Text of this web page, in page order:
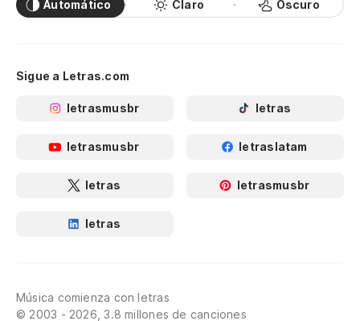
Automático Claro Oscuro
Sigue a Letras.com
letrasmusbr letras
letrasmusbr letraslatam
letras letrasmusbr
letras
Música comienza con letras
© 2003 - 2026, 3.8 millones de canciones